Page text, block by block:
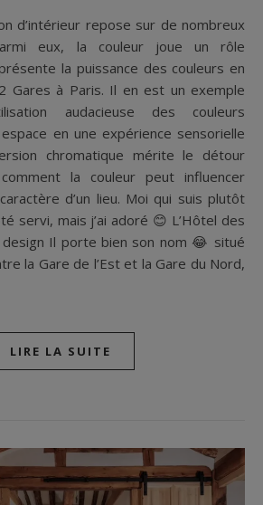
eux, la couleur joue un rôle
la puissance des couleurs en
Gares à Paris. Il en est un exemple
audacieuse des couleurs
en une expérience sensorielle
chromatique mérite le détour
la couleur peut influencer
d’un lieu. Moi qui suis plutôt
servi, mais j’ai adoré 😊 L’Hôtel des
Il porte bien son nom 😂 situé
la Gare de l’Est et la Gare du Nord,
LIRE LA SUITE